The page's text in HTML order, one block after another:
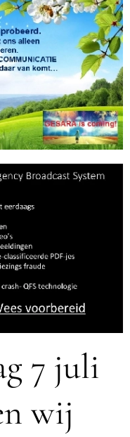
7 juli
wij